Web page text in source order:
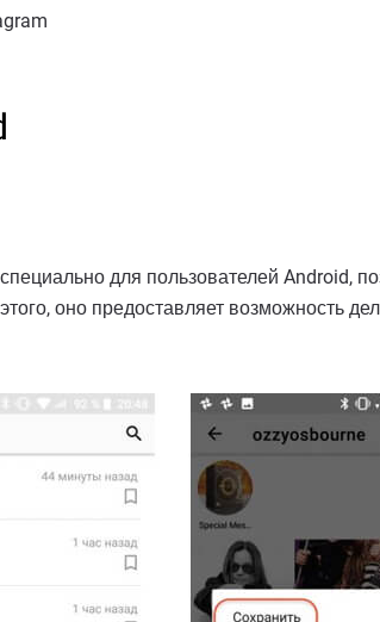
для пользователей Android,
оно предоставляет возможность